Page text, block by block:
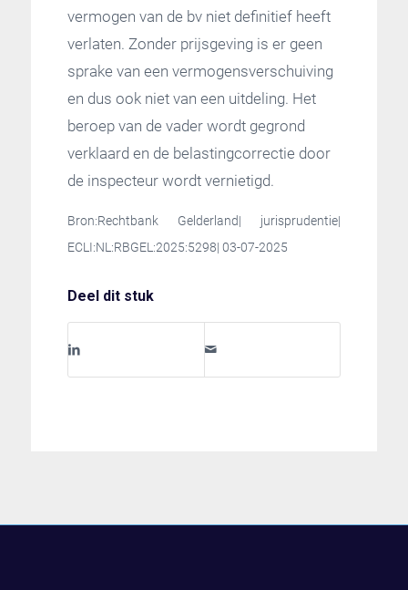
vermogen van de bv niet definitief heeft
verlaten. Zonder prijsgeving is er geen
sprake van een vermogensverschuiving
en dus ook niet van een uitdeling. Het
beroep van de vader wordt gegrond
verklaard en de belastingcorrectie door
de inspecteur wordt vernietigd.
Bron:Rechtbank Gelderland| jurisprudentie|
ECLI:NL:RBGEL:2025:5298| 03-07-2025
Deel dit stuk